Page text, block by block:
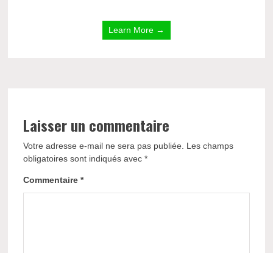
Learn More →
Laisser un commentaire
Votre adresse e-mail ne sera pas publiée. Les champs
obligatoires sont indiqués avec*
Commentaire*